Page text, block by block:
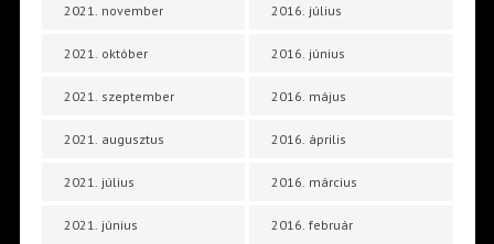
2021. november
2021. október
2021. szeptember
2021. augusztus
2021. július
2021. június
2016. július
2016. június
2016. május
2016. április
2016. március
2016. február